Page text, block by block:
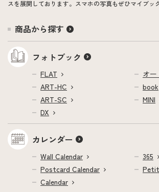
スを展開しております。スマホの写真もぜひマイブッ
商品から探す
フォトブック
FLAT
ART-HC
ART-SC
DX
オ
book
MINI
カレンダー
Wall Calendar
Postcard Calendar
Calendar
365